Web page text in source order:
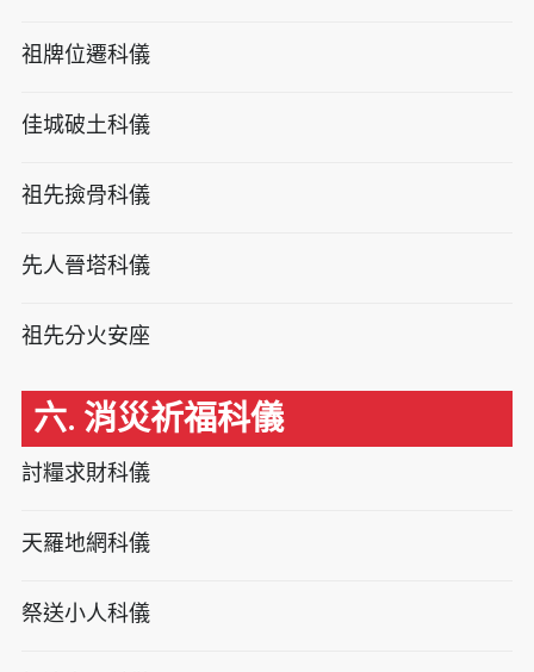
祖牌位遷科儀
佳城破土科儀
祖先撿骨科儀
先人晉塔科儀
祖先分火安座
六. 消災祈福科儀
討糧求財科儀
天羅地網科儀
祭送小人科儀